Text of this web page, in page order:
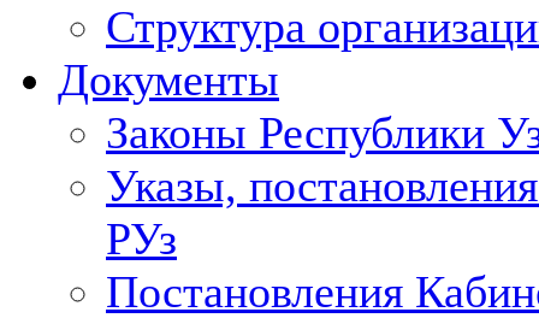
Структура
Документы
Законы Республики
Указы,
РУз
Постановления